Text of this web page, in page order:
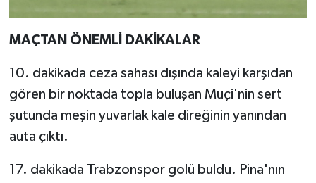
MAÇTAN ÖNEMLİ DAKİKALAR
10. dakikada ceza sahası dışında kaleyi karşıdan
gören bir noktada topla buluşan Muçi'nin sert
şutunda meşin yuvarlak kale direğinin yanından
auta çıktı.
17. dakikada Trabzonspor golü buldu. Pina'nın